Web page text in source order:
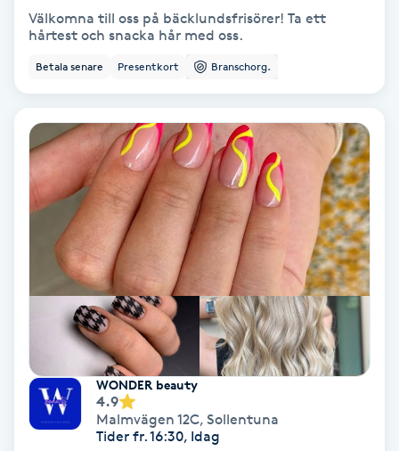
Naprapati
Navelpiercing
NBE-massage
Ny frisyr
Olaplex
Olaplexbehandling
Ombre brows
Ombre naglar
Välkomna till oss på bäcklundsfrisörer! Ta ett
hårtest och snacka hår med oss.
Betala senare Presentkort Branschorg.
WONDER beauty
4.9
Malmvägen 12C, Sollentuna
Tider fr. 16:30, Idag